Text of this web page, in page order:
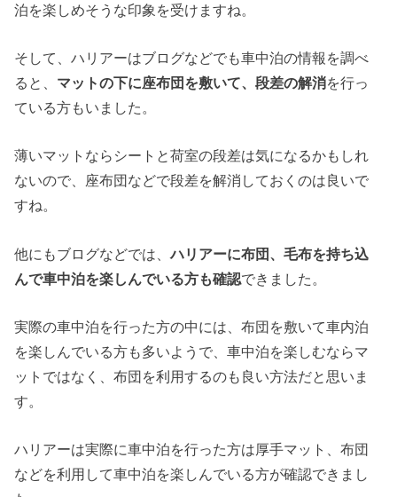
泊を楽しめそうな印象を受けますね。
そして、ハリアーはブログなどでも車中泊の情報を調べ
ると、 マットの下に座布団を敷いて、段差の解消を行っ
ている方もいました。
薄いマットならシートと荷室の段差は気になるかもしれ
ないので、座布団などで段差を解消しておくのは良いで
すね。
他にもブログなどでは、ハリアーに布団、毛布を持ち込
んで車中泊を楽しんでいる方も確認できました。
実際の車中泊を行った方の中には、布団を敷いて車内泊
を楽しんでいる方も多いようで、車中泊を楽しむならマ
ットではなく、布団を利用するのも良い方法だと思いま
す。
ハリアーは実際に車中泊を行った方は厚手マット、布団
などを利用して車中泊を楽しんでいる方が確認できまし